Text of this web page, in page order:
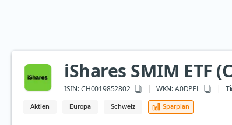
iShares SMIM ETF
ISIN:CH0019852802 WKN: A0DPEL
Aktien Europa Schweiz Sparplan